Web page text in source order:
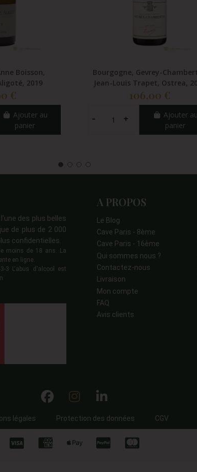
Boisson,
2019
€
Ajouter au
panier
Bourgogne, Gevrey-
Jean-Louis Trapet, Ostrea,
106,00 €
Ajouter au
panier
des plus belles
de plus de 2 000
confidentielles.
moins de 18 ans. La
en ligne.
3 L'abus d'alcool est
A PROPOS
Le Blog
Cave Paris - 8ème
Cave Paris - 16ème
Qui sommes nous ?
Contactez-nous
Livraison
Mon compte
FAQ
Avis clients
légales Protection des données CGV